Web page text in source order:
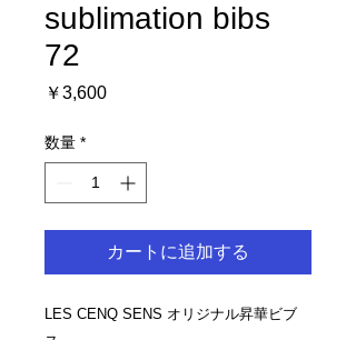
sublimation bibs
72
￥3,600価
数量 *
カートに追加する
LES CENQ SENS オリジナル昇華ビブ